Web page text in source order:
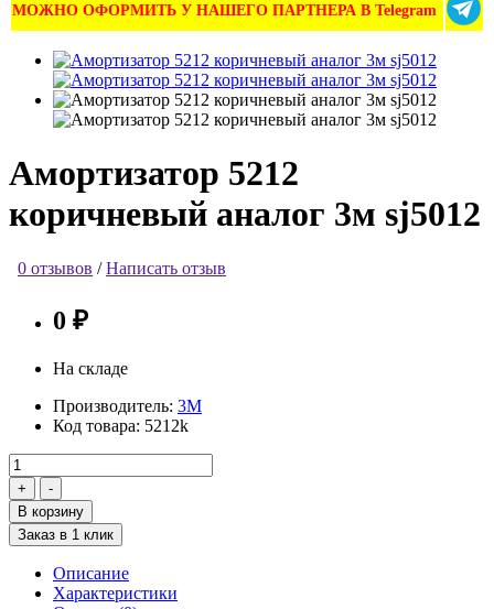
МОЖНО ОФОРМИТЬ У НАШЕГО ПАРТНЕРА В Telegram
Амортизатор 5212
коричневый аналог 3м sj5012
0 отзывов /Написать отзыв
0 ₽
На складе
Производитель: 3М
Код товара: 5212k
В корзину
Заказ в 1 клик
Описание
Характеристики